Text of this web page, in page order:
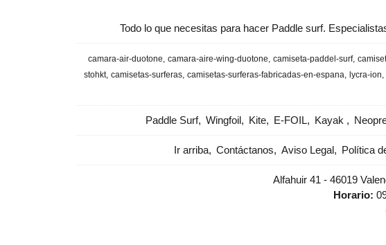
Todo lo que necesitas para hacer Paddle surf.
camara-air-duotone camara-aire-wing-duotone camiseta-paddel-surf
stohkt camisetas-surferas camisetas-surferas-fabricadas-en-espana lycra-ion
Paddle Surf Wingfoil Kite E-FOIL Kayak
Ir arriba Contáctanos Aviso Legal Política
Alfahuir 41 - 46019
Horario: